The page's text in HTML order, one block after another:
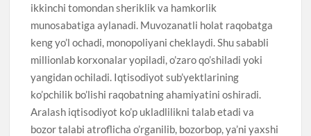
ikkinchi tomondan sheriklik va hamkorlik
munosabatiga aylanadi. Muvozanatli holat raqobatga
keng yo’l ochadi, monopoliyani cheklaydi. Shu sababli
millionlab korxonalar yopiladi, o’zaro qo’shiladi yoki
yangidan ochiladi. Iqtisodiyot sub’yektlarining
ko’pchilik bo’lishi raqobatning ahamiyatini oshiradi.
Aralash iqtisodiyot ko’p ukladlilikni talab etadi va
bozor talabi atroflicha o’rganilib, bozorbop, ya’ni yaxshi